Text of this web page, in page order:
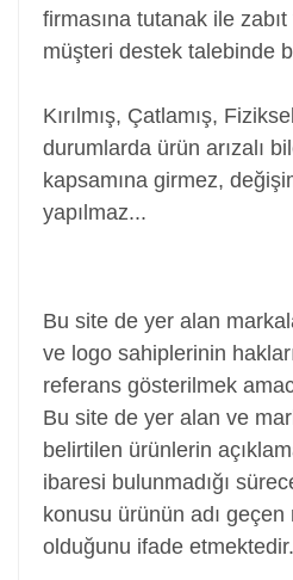
firmasına tutanak ile
müşteri destek talebinde
Kırılmış, Çatlamış,
durumlarda ürün arızalı
kapsamına girmez,
yapılmaz...
Bu site de yer alan
ve logo sahiplerinin
referans gösterilmek
Bu site de yer alan ve
belirtilen ürünlerin
ibaresi bulunmadığı
konusu ürünün adı
olduğunu ifade etmektedir.